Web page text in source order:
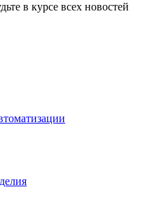
в курсе всех новостей